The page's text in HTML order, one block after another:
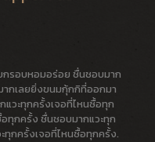
รอบหอมอร่อย ชื่นชอบมาก
ากเลยยิ่งขนมกุ้กกิที่ออกมา
แวะทุกครั้งเจอที่ไหนซื้อทุก
ทุกครั้ง ชื่นชอบมากแวะทุก
ทุกครั้งเจอที่ไหนซื้อทุกครั้ง.